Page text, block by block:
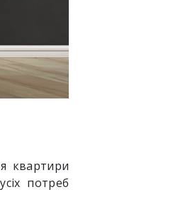
квартири
потреб